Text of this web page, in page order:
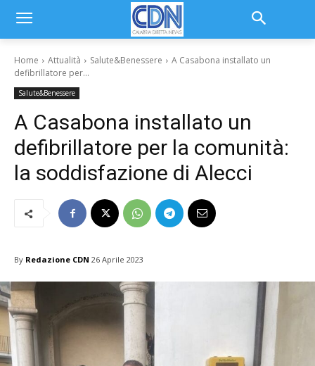
Home Attualità Salute&Benessere
A Casabona installato un
defibrillatore per...
Salute&Benessere
A Casabona installato un
defibrillatore per la comunità:
la soddisfazione di Alecci
By Redazione CDN 26 Aprile 2023